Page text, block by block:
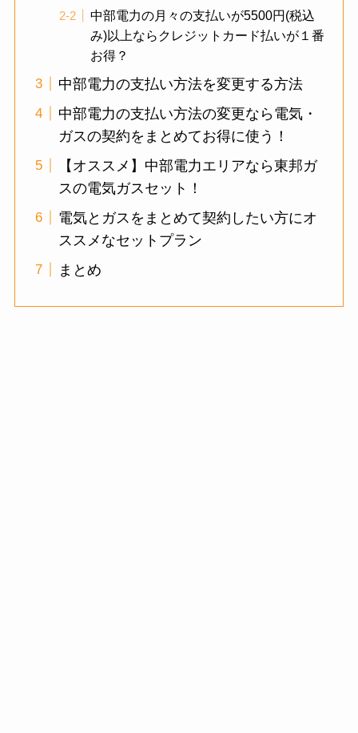
中部電力の月々の支払いが5500円(税込
み)以上ならクレジットカード払いが１番
お得？
中部電力の支払い方法を変更する方法
中部電力の支払い方法の変更なら電気・
ガスの契約をまとめてお得に使う！
【オススメ】中部電力エリアなら東邦ガ
スの電気ガスセット！
電気とガスをまとめて契約したい方にオ
ススメなセットプラン
まとめ